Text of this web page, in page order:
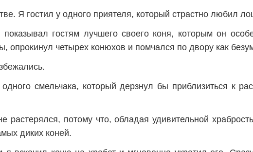
Я гостил у одного приятеля, который страстно любил
гостям лучшего своего коня, которым он
опрокинул четырех конюхов и помчался по двору как
смельчака, который дерзнул бы приблизиться к
растерялся, потому что, обладая удивительной
диких коней.